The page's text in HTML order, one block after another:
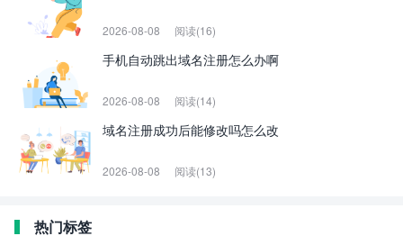
2026-08-08 阅读(16)
手机自动跳出域名注册怎么办啊
2026-08-08 阅读(14)
域名注册成功后能修改吗怎么改
2026-08-08 阅读(13)
热门标签